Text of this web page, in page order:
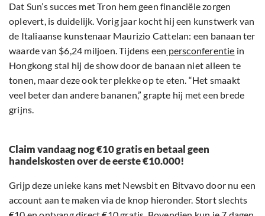
Dat Sun’s succes met Tron hem geen financiële zorgen
oplevert, is duidelijk. Vorig jaar kocht hij een kunstwerk van
de Italiaanse kunstenaar Maurizio Cattelan: een banaan ter
waarde van $6,24 miljoen. Tijdens een persconferentie in
Hongkong stal hij de show door de banaan niet alleen te
tonen, maar deze ook ter plekke op te eten. “Het smaakt
veel beter dan andere bananen,” grapte hij met een brede
grijns.
Claim vandaag nog €10 gratis en betaal geen
handelskosten over de eerste €10.000!
Grijp deze unieke kans met Newsbit en Bitvavo door nu een
account aan te maken via de knop hieronder. Stort slechts